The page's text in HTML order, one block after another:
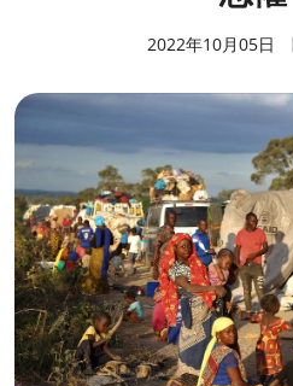
2022年10月05日